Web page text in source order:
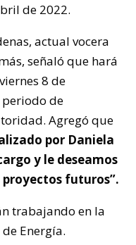
de 2022.
actual vocera
señaló que hará
8 de
de
Agregó que
por Daniela
y le deseamos
proyectos futuros”.
trabajando en la
Energía.